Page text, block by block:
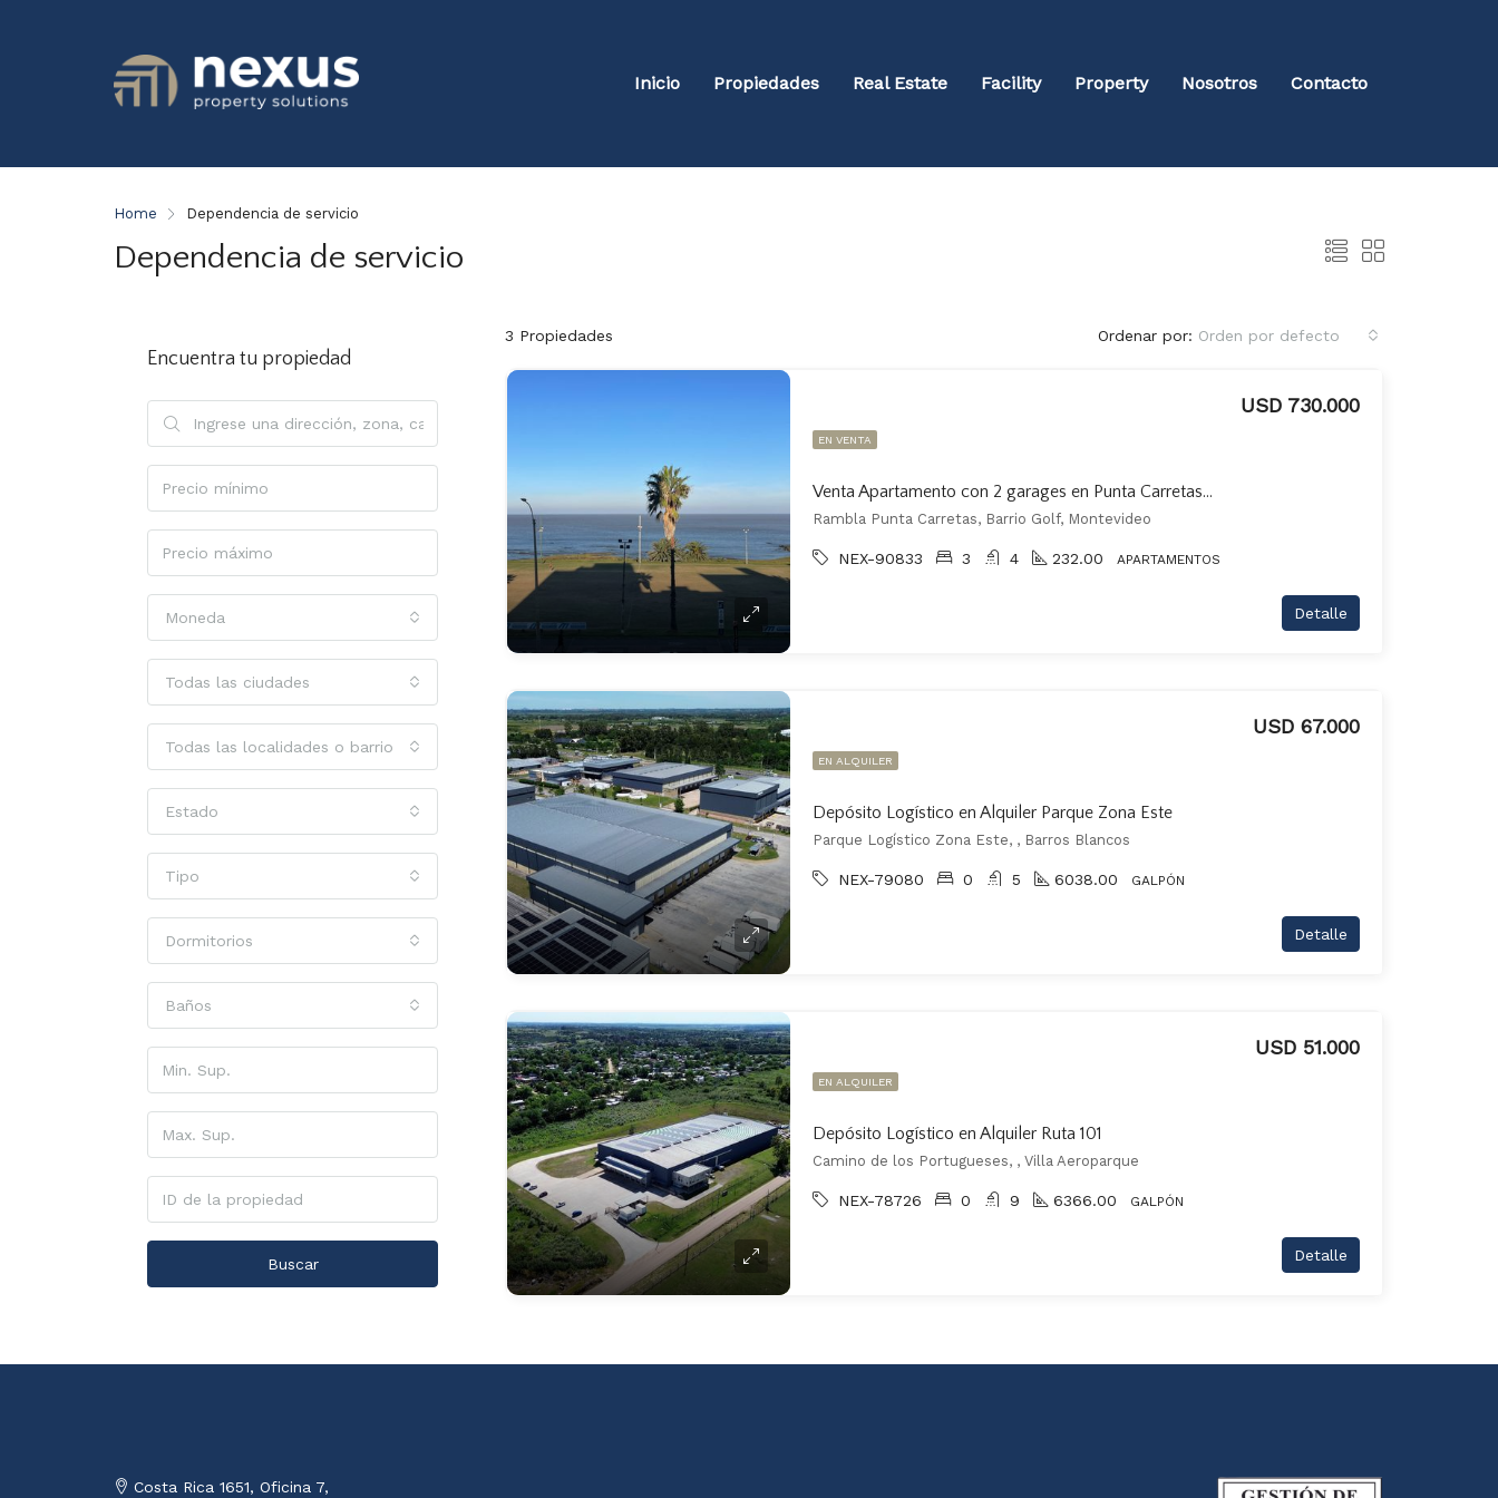
Inicio Propiedades Real Estate Facility Property Nosotros Contacto
Home Dependencia de servicio
Dependencia de servicio
3 Propiedades Ordenar por: Orden por defecto
EN VENTA
Venta Apartamento con 2 garages en Punta Carretas, sobre Rambla
USD 730.000
Rambla Punta Carretas, Barrio Golf, Montevideo
NEX-90833 3 4 232.00 APARTAMENTOS
Detalle
EN ALQUILER
Depósito Logístico en Alquiler Parque Zona Este
USD 67.000
Parque Logístico Zona Este, , Barros Blancos
NEX-79080 0 5 6038.00 GALPÓN
Detalle
EN ALQUILER
Depósito Logístico en Alquiler Ruta 101
USD 51.000
Camino de los Portugueses, , Villa Aeroparque
NEX-78726 0 9 6366.00 GALPÓN
Detalle
Encuentra tu propiedad
Moneda
Todas las ciudades
Todas las localidades o barrios
Estado
Tipo
Dormitorios
Baños
Buscar
Costa Rica 1651, Oficina 7,